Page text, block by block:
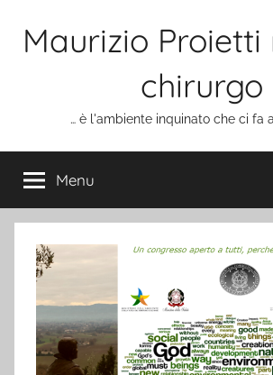
Maurizio
chirurgo
… è l'ambiente inquinato che ci fa
Menu